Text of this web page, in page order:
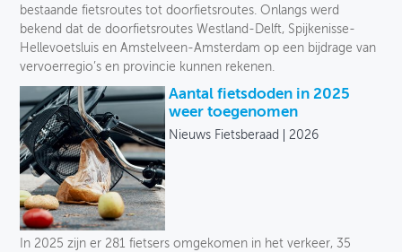
bestaande fietsroutes tot doorfietsroutes. Onlangs werd
bekend dat de doorfietsroutes Westland-Delft, Spijkenisse-
Hellevoetsluis en Amstelveen-Amsterdam op een bijdrage van
vervoerregio’s en provincie kunnen rekenen.
Aantal fietsdoden in 2025
weer toegenomen
Nieuws Fietsberaad 2026
In 2025 zijn er 281 fietsers omgekomen in het verkeer, 35